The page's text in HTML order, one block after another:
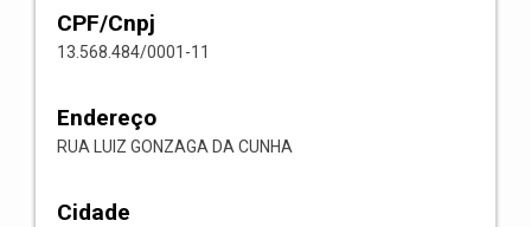
CPF/Cnpj
13.568.484/0001-11
Endereço
RUA LUIZ GONZAGA DA CUNHA
Cidade